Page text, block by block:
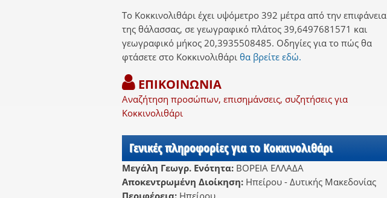
Το Κοκκινολιθάρι έχει υψόμετρο 392 μέτρα από την επιφάνεια
της θάλασσας, σε γεωγραφικό πλάτος 39,6497681571 και
γεωγραφικό μήκος 20,3935508485. Οδηγίες για το πώς θα
φτάσετε στο Κοκκινολιθάρι θα βρείτε εδώ.
ΕΠΙΚΟΙΝΩΝΙΑ
Αναζήτηση προσώπων, επισημάνσεις, συζητήσεις για
Κοκκινολιθάρι
Γενικές πληροφορίες για το Κοκκινολιθάρι
Μεγάλη Γεωγρ. Ενότητα: ΒΟΡΕΙΑ ΕΛΛΑΔΑ
Αποκεντρωμένη Διοίκηση: Ηπείρου - Δυτικής Μακεδονίας